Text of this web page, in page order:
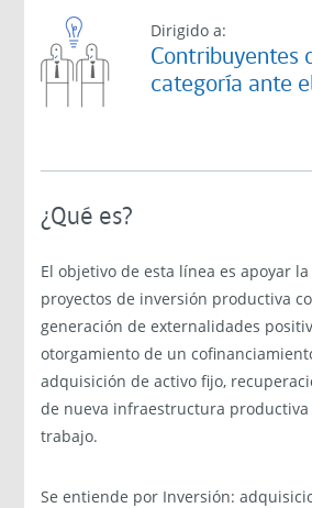
Dirigido a:
Contribuyentes
categoría ante
¿Qué es?
El objetivo de esta línea es apoyar
proyectos de inversión productiva
generación de externalidades
otorgamiento de un
adquisición de activo fijo,
de nueva infraestructura
trabajo.
Se entiende por Inversión: